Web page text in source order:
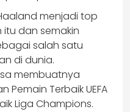
menjadi top
itu dan semakin
salah satu
di dunia.
membuatnya
Terbaik UEFA
Liga Champions.